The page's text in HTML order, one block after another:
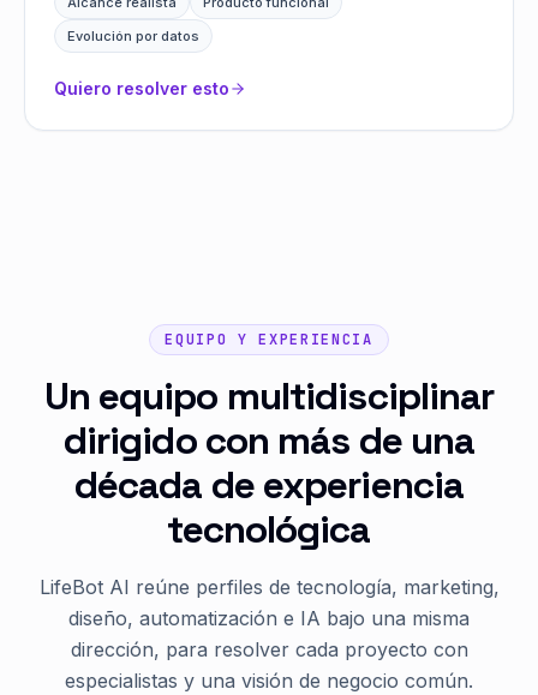
Evolución por datos
Quiero resolver esto
EQUIPO Y EXPERIENCIA
Un equipo multidisciplinar
dirigido con más de una
década de experiencia
tecnológica
LifeBot AI reúne perfiles de tecnología, marketing,
diseño, automatización e IA bajo una misma
dirección, para resolver cada proyecto con
especialistas y una visión de negocio común.